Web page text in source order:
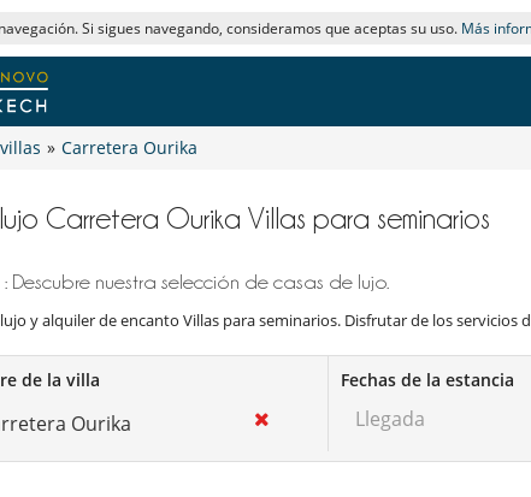
Si sigues navegando, consideramos que aceptas su uso. Más
» Carretera Ourika
Carretera Ourika Villas para seminarios
Descubre nuestra selección de casas de lujo.
y alquiler de encanto Villas para seminarios. Disfrutar de los servicios
de la villa Fechas de la estancia